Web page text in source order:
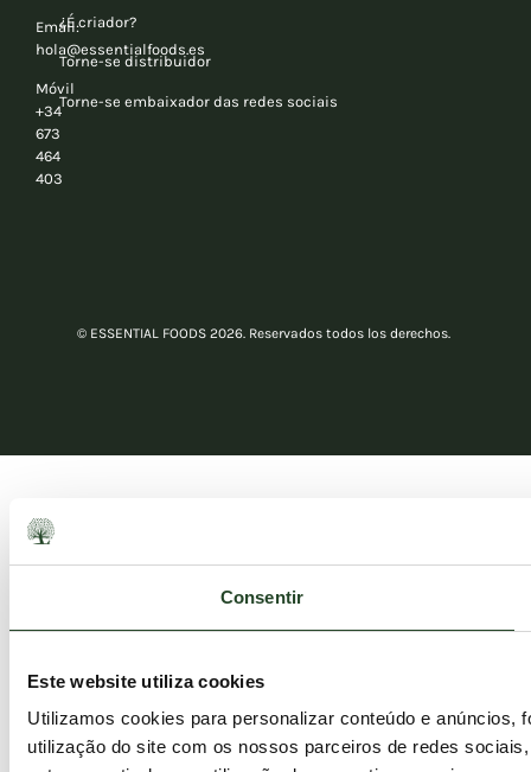
Consentir
Este website utiliza cookies
Utilizamos cookies para personalizar conteúdo e anúncios,
utilização do site com os nossos parceiros de redes
Email:
hola@essentialfoods.es
Móvil
+34
673
464
403
¿É criador?
Torne-se distribuidor
Torne-se embaixador das redes sociais
© ESSENTIAL FOODS 2026. Reservados todos los derechos.